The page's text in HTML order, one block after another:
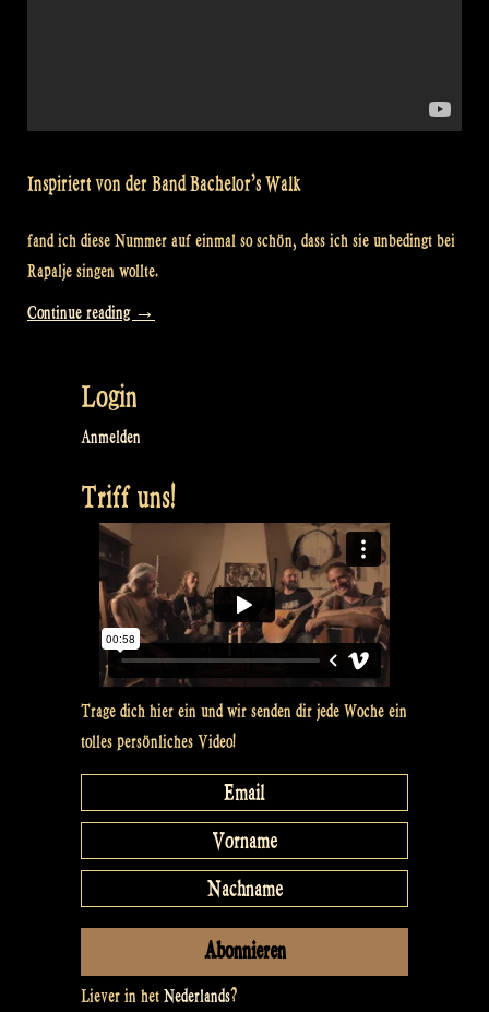
Inspiriert von der Band Bachelor’s Walk
fand ich diese Nummer auf einmal so schön, dass ich sie unbedingt bei
Rapalje singen wollte.
Continue reading „Video:
at
William’s“
→
Login
Anmelden
Triff uns!
Trage dich hier ein und wir senden dir jede Woche ein
tolles persönliches Video!
Liever in het Nederlands?